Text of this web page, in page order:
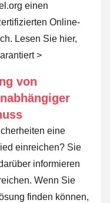
einen
Online-
Lesen Sie hier,
>
von
eine
einreichen? Sie
informieren
. Wenn Sie
finden können,